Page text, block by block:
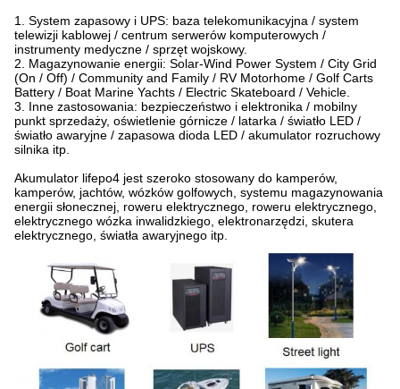
1. System zapasowy i UPS: baza telekomunikacyjna / system
telewizji kablowej / centrum serwerów komputerowych /
instrumenty medyczne / sprzęt wojskowy.
2. Magazynowanie energii: Solar-Wind Power System / City Grid
(On / Off) / Community and Family / RV Motorhome / Golf Carts
Battery / Boat Marine Yachts / Electric Skateboard / Vehicle.
3. Inne zastosowania: bezpieczeństwo i elektronika / mobilny
punkt sprzedaży, oświetlenie górnicze / latarka / światło LED /
światło awaryjne / zapasowa dioda LED / akumulator rozruchowy
silnika itp.
Akumulator lifepo4 jest szeroko stosowany do kamperów,
kamperów, jachtów, wózków golfowych, systemu magazynowania
energii słonecznej, roweru elektrycznego, roweru elektrycznego,
elektrycznego wózka inwalidzkiego, elektronarzędzi, skutera
elektrycznego, światła awaryjnego itp.